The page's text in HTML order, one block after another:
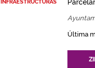
INFRAESTRUCTURAS
Última